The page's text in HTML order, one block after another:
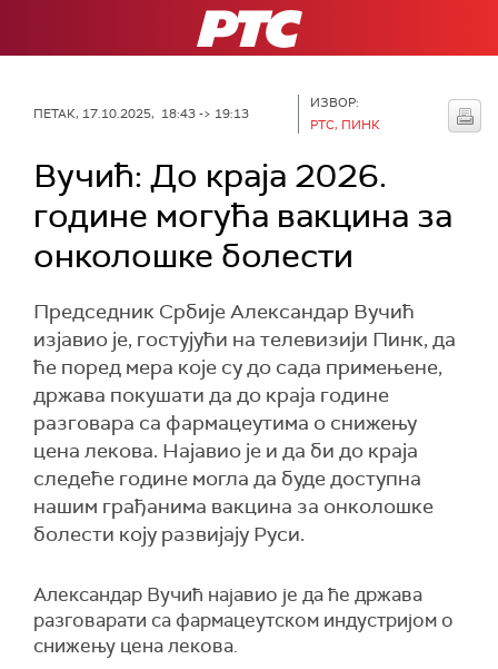
РТС
ПЕТАК, 17.10.2025, 18:43 -> 19:13
ИЗВОР:
РТС, ПИНК
Вучић: До краја 2026.
године могућа вакцина за
онколошке болести
Председник Србије Александар Вучић
изјавио је, гостујући на телевизији Пинк, да
ће поред мера које су до сада примењене,
држава покушати да до краја године
разговара са фармацеутима о снижењу
цена лекова. Најавио је и да би до краја
следеће године могла да буде доступна
нашим грађанима вакцина за онколошке
болести коју развијају Руси.
Александар Вучић најавио је да ће држава
разговарати са фармацеутском индустријом о
снижењу цена лекова.